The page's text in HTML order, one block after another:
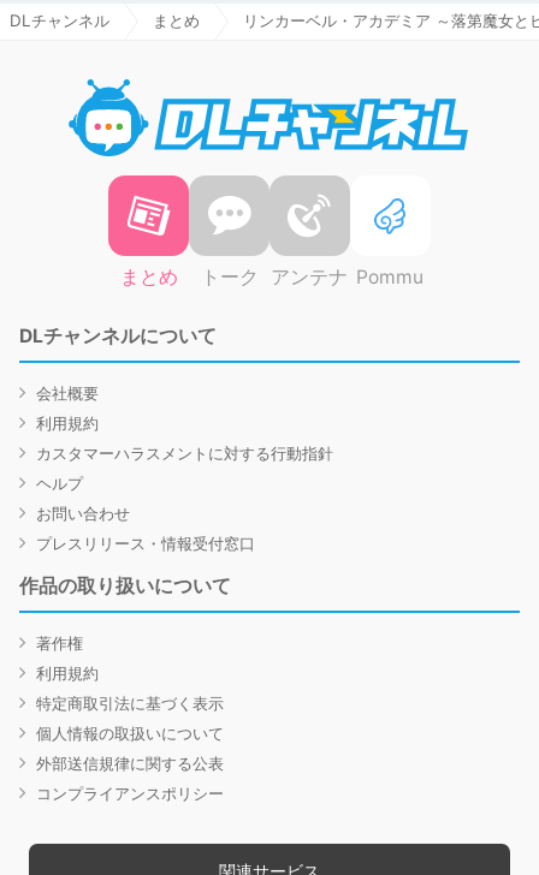
DLチャンネル まとめ リンカーベル・アカデミア ～落第魔女
まとめ トーク アンテナ Pommu
DLチャンネルについて
会社概要
利用規約
カスタマーハラスメントに対する行動指針
ヘルプ
お問い合わせ
プレスリリース・情報受付窓口
作品の取り扱いについて
著作権
利用規約
特定商取引法に基づく表示
個人情報の取扱いについて
外部送信規律に関する公表
コンプライアンスポリシー
関連サービス